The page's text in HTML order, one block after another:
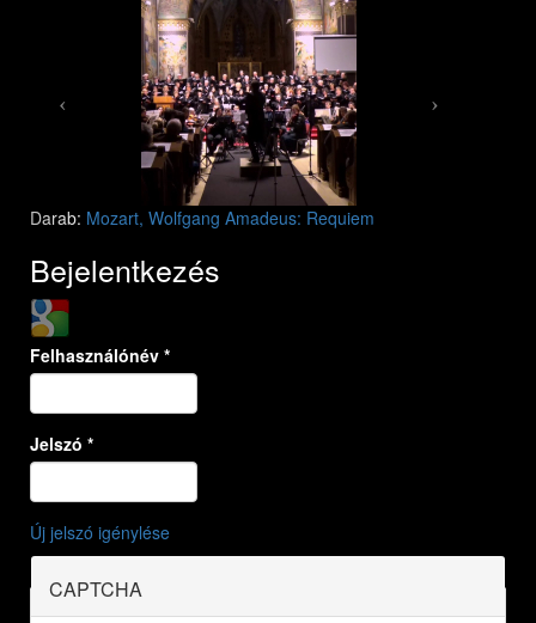
Mozart: Requiem
Mozart: Requiem
Darab: Mozart, Wolfgang Amadeus: Requiem
Bejelentkezés
Login with Google
Felhasználónév *
Jelszó *
Új jelszó igénylése
CAPTCHA